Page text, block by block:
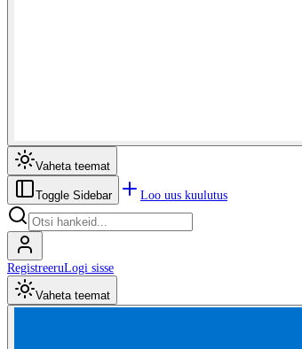
Vaheta teemat
Toggle Sidebar Loo uus kuulutus
RegistreeruLogi sisse
Vaheta teemat